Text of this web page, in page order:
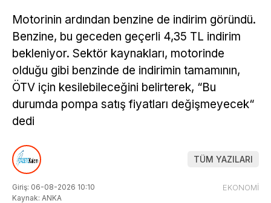
Motorinin ardından benzine de indirim göründü.
Benzine, bu geceden geçerli 4,35 TL indirim
bekleniyor. Sektör kaynakları, motorinde
olduğu gibi benzinde de indirimin tamamının,
ÖTV için kesilebileceğini belirterek, “Bu
durumda pompa satış fiyatları değişmeyecek“
dedi
TÜM YAZILARI
Giriş: 06-08-2026 10:10
Kaynak: ANKA
EKONOMİ